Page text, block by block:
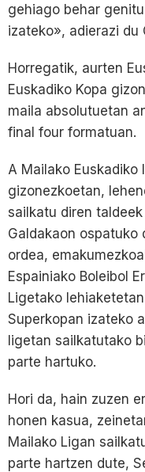
gehiago behar
izateko», adierazi du
Horregatik, aurten
Euskadiko Kopa
maila absolutuetan
final four formatuan.
A Mailako
gizonezkoetan,
sailkatu diren
Galdakaon ospatuko
ordea,
Espainiako Boleibol
Ligetako
Superkopan izateko
ligetan sailkatutako
parte hartuko.
Hori da, hain zuzen
honen kasua,
Mailako Ligan
parte hartzen dute,